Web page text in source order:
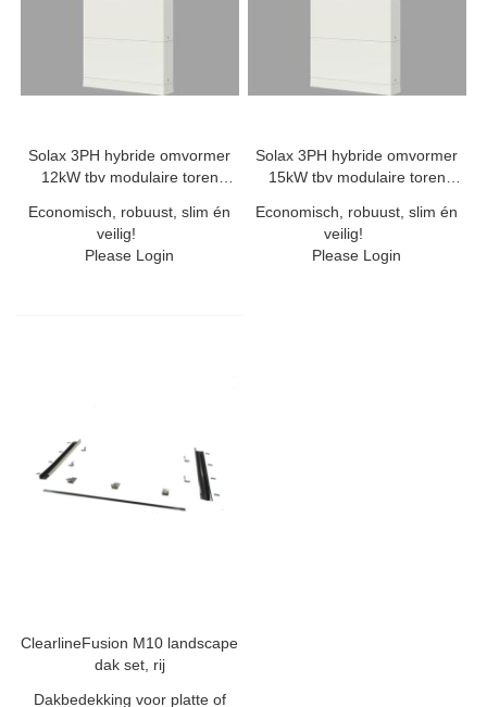
Solax 3PH hybride omvormer
12kW tbv modulaire toren
Economisch, robuust, slim én
veilig!
Please Login
Solax 3PH hybride omvormer
15kW tbv modulaire toren
Economisch, robuust, slim én
veilig!
Please Login
ClearlineFusion M10 landscape
dak set, rij
Dakbedekking voor platte of